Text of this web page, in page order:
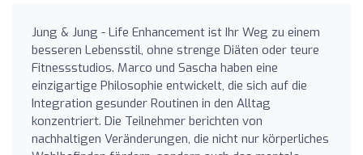
Jung & Jung - Life Enhancement ist Ihr Weg zu einem
besseren Lebensstil, ohne strenge Diäten oder teure
Fitnessstudios. Marco und Sascha haben eine
einzigartige Philosophie entwickelt, die sich auf die
Integration gesunder Routinen in den Alltag
konzentriert. Die Teilnehmer berichten von
nachhaltigen Veränderungen, die nicht nur körperliches